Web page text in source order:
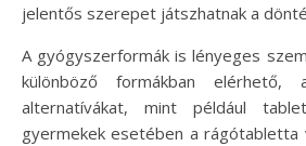
jelentős szerepet játszhatnak a
A gyógyszerformák is lényeges
különböző formákban
alternatívákat, mint például
gyermekek esetében a rágótabletta